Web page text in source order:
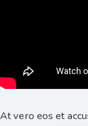
At vero eos et